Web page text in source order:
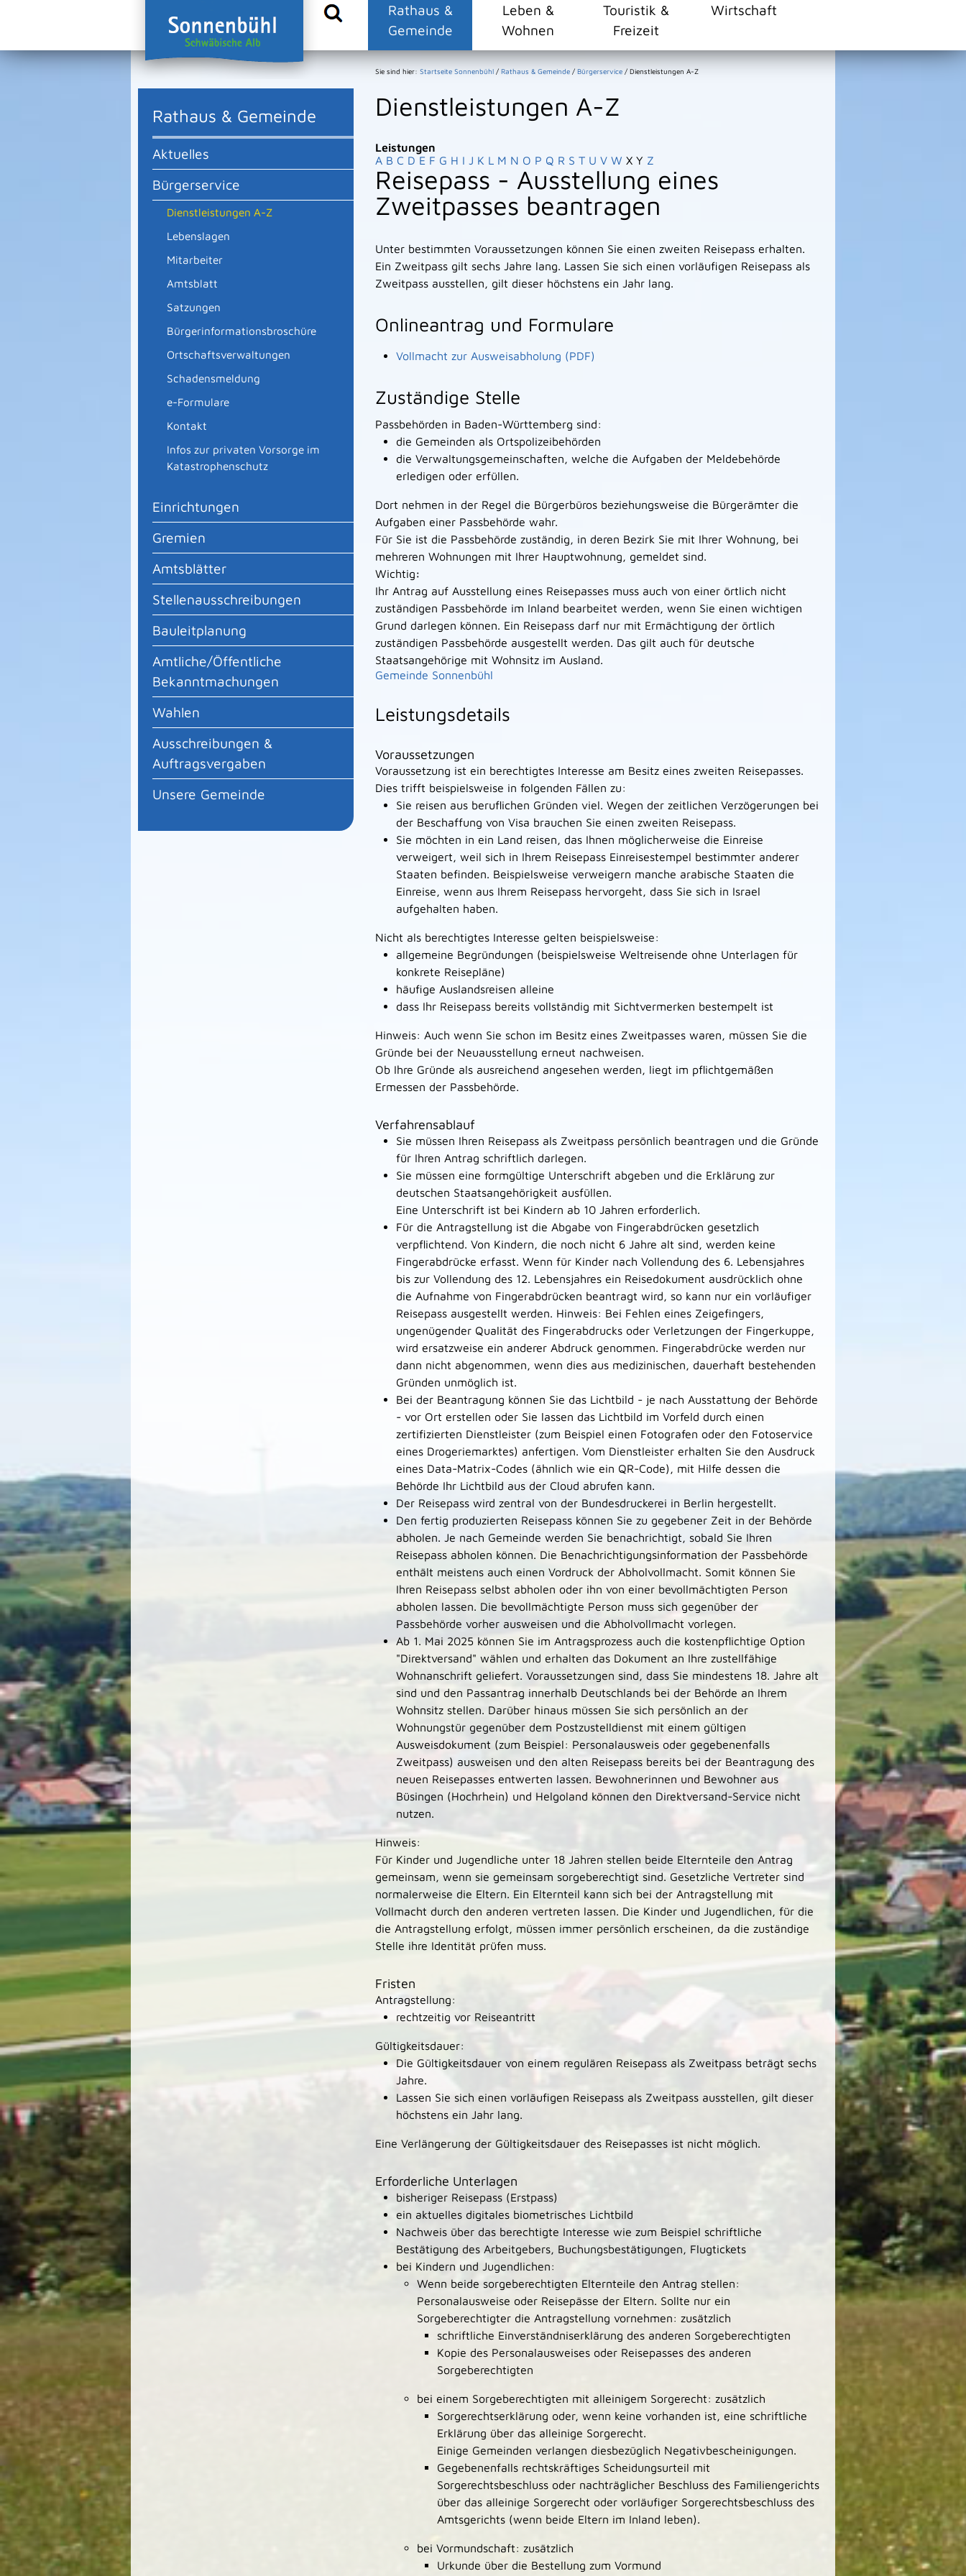
Rathaus &
Gemeinde
Leben &
Wohnen
Touristik &
Freizeit
Wirtschaft
Rathaus & Gemeinde
Aktuelles
Bürgerservice
Dienstleistungen A-Z
Lebenslagen
Mitarbeiter
Amtsblatt
Satzungen
Bürgerinformationsbroschüre
Ortschaftsverwaltungen
Schadensmeldung
e-Formulare
Kontakt
Infos zur privaten Vorsorge im
Katastrophenschutz
Einrichtungen
Gremien
Amtsblätter
Stellenausschreibungen
Bauleitplanung
Amtliche/Öffentliche
Bekanntmachungen
Wahlen
Ausschreibungen &
Auftragsvergaben
Unsere Gemeinde
Sie sind hier: Startseite Sonnenbühl / Rathaus & Gemeinde / Bürgerservice / Dienstleistungen A-Z
Dienstleistungen A-Z
Leistungen
A B C D E F G H I J K L M N O P Q R S T U V W X Y Z
Reisepass - Ausstellung eines
Zweitpasses beantragen
Unter bestimmten Voraussetzungen können Sie einen zweiten Reisepass erhalten.
Ein Zweitpass gilt sechs Jahre lang. Lassen Sie sich einen vorläufigen Reisepass als
Zweitpass ausstellen, gilt dieser höchstens ein Jahr lang.
Onlineantrag und Formulare
Vollmacht zur Ausweisabholung (PDF)
Zuständige Stelle
Passbehörden in Baden-Württemberg sind:
die Gemeinden als Ortspolizeibehörden
die Verwaltungsgemeinschaften, welche die Aufgaben der Meldebehörde
erledigen oder erfüllen.
Dort nehmen in der Regel die Bürgerbüros beziehungsweise die Bürgerämter die
Aufgaben einer Passbehörde wahr.
Für Sie ist die Passbehörde zuständig, in deren Bezirk Sie mit Ihrer Wohnung, bei
mehreren Wohnungen mit Ihrer Hauptwohnung, gemeldet sind.
Wichtig:
Ihr Antrag auf Ausstellung eines Reisepasses muss auch von einer örtlich nicht
zuständigen Passbehörde im Inland bearbeitet werden, wenn Sie einen wichtigen
Grund darlegen können. Ein Reisepass darf nur mit Ermächtigung der örtlich
zuständigen Passbehörde ausgestellt werden. Das gilt auch für deutsche
Staatsangehörige mit Wohnsitz im Ausland.
Gemeinde Sonnenbühl
Leistungsdetails
Voraussetzungen
Voraussetzung ist ein berechtigtes Interesse am Besitz eines zweiten Reisepasses.
Dies trifft beispielsweise in folgenden Fällen zu:
Sie reisen aus beruflichen Gründen viel. Wegen der zeitlichen Verzögerungen bei
der Beschaffung von Visa brauchen Sie einen zweiten Reisepass.
Sie möchten in ein Land reisen, das Ihnen möglicherweise die Einreise
verweigert, weil sich in Ihrem Reisepass Einreisestempel bestimmter anderer
Staaten befinden. Beispielsweise verweigern manche arabische Staaten die
Einreise, wenn aus Ihrem Reisepass hervorgeht, dass Sie sich in Israel
aufgehalten haben.
Nicht als berechtigtes Interesse gelten beispielsweise:
allgemeine Begründungen (beispielsweise Weltreisende ohne Unterlagen für
konkrete Reisepläne)
häufige Auslandsreisen alleine
dass Ihr Reisepass bereits vollständig mit Sichtvermerken bestempelt ist
Hinweis: Auch wenn Sie schon im Besitz eines Zweitpasses waren, müssen Sie die
Gründe bei der Neuausstellung erneut nachweisen.
Ob Ihre Gründe als ausreichend angesehen werden, liegt im pflichtgemäßen
Ermessen der Passbehörde.
Verfahrensablauf
Sie müssen Ihren Reisepass als Zweitpass persönlich beantragen und die Gründe
für Ihren Antrag schriftlich darlegen.
Sie müssen eine formgültige Unterschrift abgeben und die Erklärung zur
deutschen Staatsangehörigkeit ausfüllen.
Eine Unterschrift ist bei Kindern ab 10 Jahren erforderlich.
Für die Antragstellung ist die Abgabe von Fingerabdrücken gesetzlich
verpflichtend. Von Kindern, die noch nicht 6 Jahre alt sind, werden keine
Fingerabdrücke erfasst. Wenn für Kinder nach Vollendung des 6. Lebensjahres
bis zur Vollendung des 12. Lebensjahres ein Reisedokument ausdrücklich ohne
die Aufnahme von Fingerabdrücken beantragt wird, so kann nur ein vorläufiger
Reisepass ausgestellt werden. Hinweis: Bei Fehlen eines Zeigefingers,
ungenügender Qualität des Fingerabdrucks oder Verletzungen der Fingerkuppe,
wird ersatzweise ein anderer Abdruck genommen. Fingerabdrücke werden nur
dann nicht abgenommen, wenn dies aus medizinischen, dauerhaft bestehenden
Gründen unmöglich ist.
Bei der Beantragung können Sie das Lichtbild - je nach Ausstattung der Behörde
- vor Ort erstellen oder Sie lassen das Lichtbild im Vorfeld durch einen
zertifizierten Dienstleister (zum Beispiel einen Fotografen oder den Fotoservice
eines Drogeriemarktes) anfertigen. Vom Dienstleister erhalten Sie den Ausdruck
eines Data-Matrix-Codes (ähnlich wie ein QR-Code), mit Hilfe dessen die
Behörde Ihr Lichtbild aus der Cloud abrufen kann.
Der Reisepass wird zentral von der Bundesdruckerei in Berlin hergestellt.
Den fertig produzierten Reisepass können Sie zu gegebener Zeit in der Behörde
abholen. Je nach Gemeinde werden Sie benachrichtigt, sobald Sie Ihren
Reisepass abholen können. Die Benachrichtigungsinformation der Passbehörde
enthält meistens auch einen Vordruck der Abholvollmacht. Somit können Sie
Ihren Reisepass selbst abholen oder ihn von einer bevollmächtigten Person
abholen lassen. Die bevollmächtigte Person muss sich gegenüber der
Passbehörde vorher ausweisen und die Abholvollmacht vorlegen.
Ab 1. Mai 2025 können Sie im Antragsprozess auch die kostenpflichtige Option
"Direktversand" wählen und erhalten das Dokument an Ihre zustellfähige
Wohnanschrift geliefert. Voraussetzungen sind, dass Sie mindestens 18. Jahre alt
sind und den Passantrag innerhalb Deutschlands bei der Behörde an Ihrem
Wohnsitz stellen. Darüber hinaus müssen Sie sich persönlich an der
Wohnungstür gegenüber dem Postzustelldienst mit einem gültigen
Ausweisdokument (zum Beispiel: Personalausweis oder gegebenenfalls
Zweitpass) ausweisen und den alten Reisepass bereits bei der Beantragung des
neuen Reisepasses entwerten lassen. Bewohnerinnen und Bewohner aus
Büsingen (Hochrhein) und Helgoland können den Direktversand-Service nicht
nutzen.
Hinweis:
Für Kinder und Jugendliche unter 18 Jahren stellen beide Elternteile den Antrag
gemeinsam, wenn sie gemeinsam sorgeberechtigt sind. Gesetzliche Vertreter sind
normalerweise die Eltern. Ein Elternteil kann sich bei der Antragstellung mit
Vollmacht durch den anderen vertreten lassen. Die Kinder und Jugendlichen, für die
die Antragstellung erfolgt, müssen immer persönlich erscheinen, da die zuständige
Stelle ihre Identität prüfen muss.
Fristen
Antragstellung:
rechtzeitig vor Reiseantritt
Gültigkeitsdauer:
Die Gültigkeitsdauer von einem regulären Reisepass als Zweitpass beträgt sechs
Jahre.
Lassen Sie sich einen vorläufigen Reisepass als Zweitpass ausstellen, gilt dieser
höchstens ein Jahr lang.
Eine Verlängerung der Gültigkeitsdauer des Reisepasses ist nicht möglich.
Erforderliche Unterlagen
bisheriger Reisepass (Erstpass)
ein aktuelles digitales biometrisches Lichtbild
Nachweis über das berechtigte Interesse wie zum Beispiel schriftliche
Bestätigung des Arbeitgebers, Buchungsbestätigungen, Flugtickets
bei Kindern und Jugendlichen:
Wenn beide sorgeberechtigten Elternteile den Antrag stellen:
Personalausweise oder Reisepässe der Eltern. Sollte nur ein
Sorgeberechtigter die Antragstellung vornehmen: zusätzlich
schriftliche Einverständniserklärung des anderen Sorgeberechtigten
Kopie des Personalausweises oder Reisepasses des anderen
Sorgeberechtigten
bei einem Sorgeberechtigten mit alleinigem Sorgerecht: zusätzlich
Sorgerechtserklärung oder, wenn keine vorhanden ist, eine schriftliche
Erklärung über das alleinige Sorgerecht.
Einige Gemeinden verlangen diesbezüglich Negativbescheinigungen.
Gegebenenfalls rechtskräftiges Scheidungsurteil mit
Sorgerechtsbeschluss oder nachträglicher Beschluss des Familiengerichts
über das alleinige Sorgerecht oder vorläufiger Sorgerechtsbeschluss des
Amtsgerichts (wenn beide Eltern im Inland leben).
bei Vormundschaft: zusätzlich
Urkunde über die Bestellung zum Vormund